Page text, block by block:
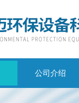
公司介绍